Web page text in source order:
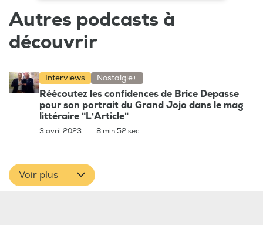
Autres podcasts à
découvrir
Interviews Nostalgie+
Réécoutez les confidences de Brice Depasse
pour son portrait du Grand Jojo dans le mag
littéraire "L'Article"
3 avril 2023 8 min 52 sec
Voir plus